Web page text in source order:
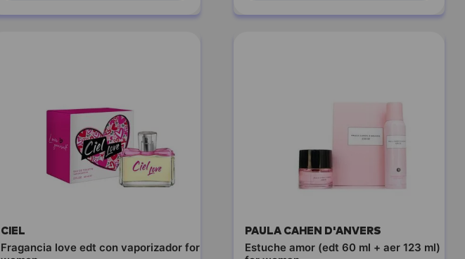
CIEL
Fragancia love edt con vaporizador for
PAULA CAHEN D'ANVERS
Estuche amor (edt 60 ml + aer 123 ml)